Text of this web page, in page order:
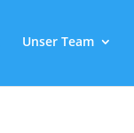
Unser Team